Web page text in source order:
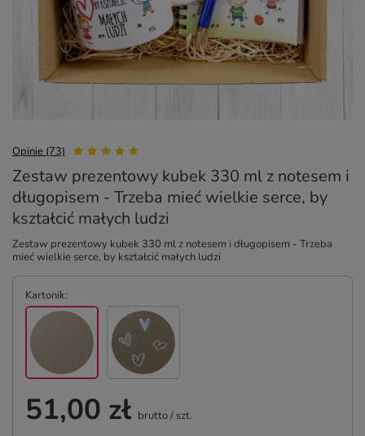
Opinie (73)
Zestaw prezentowy kubek 330 ml z notesem i
długopisem - Trzeba mieć wielkie serce, by
kształcić małych ludzi
Zestaw prezentowy kubek 330 ml z notesem i długopisem - Trzeba
mieć wielkie serce, by kształcić małych ludzi
Kartonik
51,00 zł brutto/ szt.